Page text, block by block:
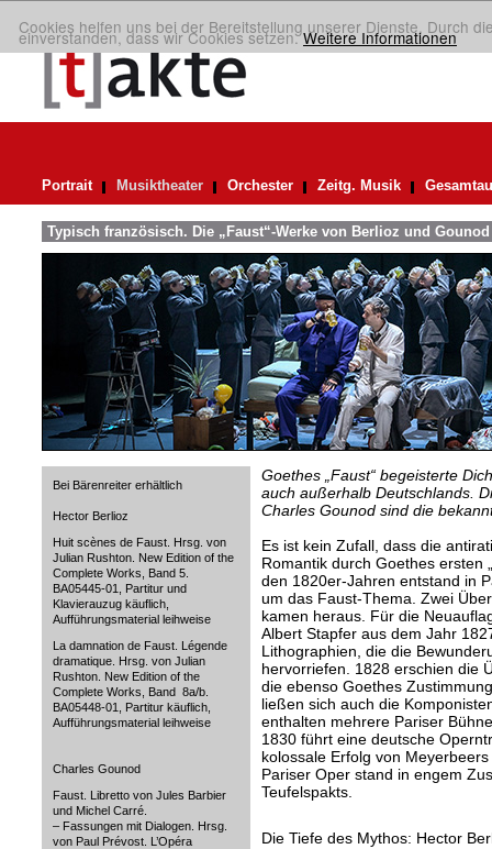
Cookies helfen uns bei der Bereitstellung unserer Dienste. Durch
einverstanden, dass wir Cookies setzen.Weitere Informationen
Portrait Musiktheater Orchester Zeitg. Musik
Typisch französisch. Die „Faust“-Werke von Berlioz und Gounod
Bei Bärenreiter erhältlich
Hector Berlioz
Huit scènes de Faust. Hrsg. von
Julian Rushton. New Edition of the
Complete Works, Band 5.
BA05445-01, Partitur und
Klavierauzug käuflich,
Aufführungsmaterial leihweise
La damnation de Faust. Légende
dramatique. Hrsg. von Julian
Rushton. New Edition of the
Complete Works, Band 8a/b.
BA05448-01, Partitur käuflich,
Aufführungsmaterial leihweise
Charles Gounod
Faust. Libretto von Jules Barbier
und Michel Carré.
– Fassungen mit Dialogen. Hrsg.
von Paul Prévost. L’Opéra
Goethes „Faust“ begeisterte
auch außerhalb Deutschlands.
Charles Gounod sind die
Es ist kein Zufall, dass die
Romantik durch Goethes ersten
den 1820er-Jahren entstand in
um das Faust-Thema. Zwei
kamen heraus. Für die
Albert Stapfer aus dem Jahr
Lithographien, die die
hervorriefen. 1828 erschien die
die ebenso Goethes
ließen sich auch die
enthalten mehrere Pariser
1830 führt eine deutsche
kolossale Erfolg von
Pariser Oper stand in engem
Teufelspakts.
Die Tiefe des Mythos: Hector